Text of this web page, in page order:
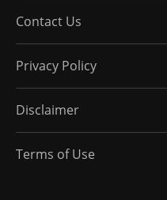
Contact Us
Privacy Policy
Disclaimer
Terms of Use